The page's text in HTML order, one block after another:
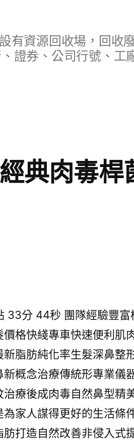
設有資源回收場，回收
證券、公司行號、工
典肉毒桿
33分 44秒 團隊經驗豐富
價格快綫專車快速便利肌
新脂肪純化率生髮深鼻整
新概念治療傳統形專業儀
治療後成肉毒自然鼻型精
為家人謀得更好的生活條
肪打造自然改善非侵入式